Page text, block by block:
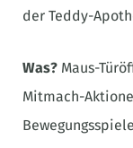
der Teddy-
Was? Maus-
Mitmach-